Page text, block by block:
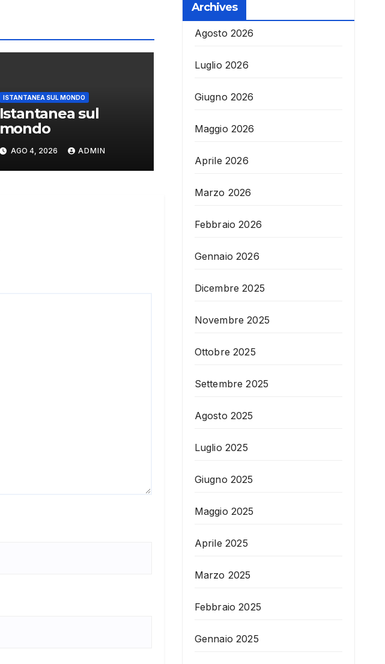
ISTANTANEA SUL MONDO
Istantanea sul
mondo
AGO 4, 2026 ADMIN
Archives
Agosto 2026
Luglio 2026
Giugno 2026
Maggio 2026
Aprile 2026
Marzo 2026
Febbraio 2026
Gennaio 2026
Dicembre 2025
Novembre 2025
Ottobre 2025
Settembre 2025
Agosto 2025
Luglio 2025
Giugno 2025
Maggio 2025
Aprile 2025
Marzo 2025
Febbraio 2025
Gennaio 2025